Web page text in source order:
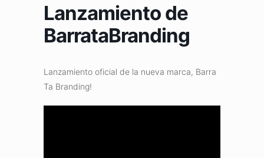
Lanzamiento de
BarrataBranding
Lanzamiento oficial de la nueva marca, Barra
Ta Branding!